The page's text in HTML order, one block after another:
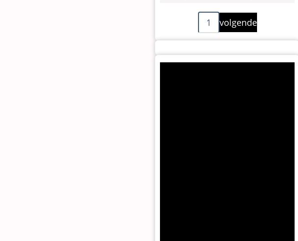
Paginering
1
Volgende
pagina
volgende